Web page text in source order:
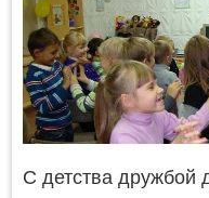
С детства дружбой